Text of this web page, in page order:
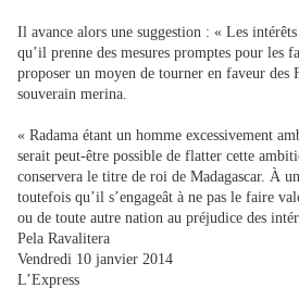
Il avance alors une suggestion : « Les
qu’il prenne des mesures promptes pour les
proposer un moyen de tourner en faveur des
souverain merina.
« Radama étant un homme excessivement
serait peut-être possible de flatter cette
conservera le titre de roi de Madagascar. À
toutefois qu’il s’engageât à ne pas le faire
ou de toute autre nation au préjudice des
Pela Ravalitera
Vendredi 10 janvier 2014
L’Express